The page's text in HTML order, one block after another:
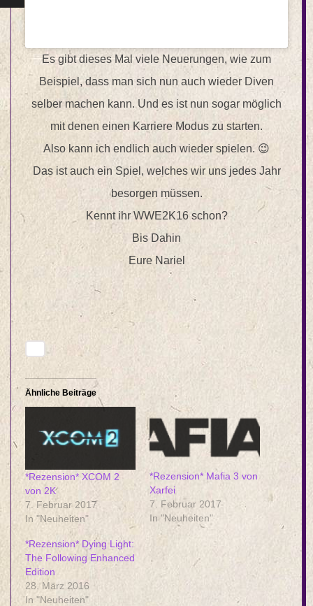
Es gibt dieses Mal viele Neuerungen, wie zum
Beispiel, dass man sich nun auch wieder Diven
selber machen kann. Und es ist nun sogar möglich
mit denen einen Karriere Modus zu starten.
Also kann ich endlich auch wieder spielen. 😉
Das ist auch ein Spiel, welches wir uns jedes Jahr
besorgen müssen.
Kennt ihr WWE2K16 schon?
Bis Dahin
Eure Nariel
Ähnliche Beiträge
*Rezension* XCOM 2
von 2K
7. Februar 2017
In "Neuheiten"
*Rezension* Mafia 3 von
Xarfei
7. Februar 2017
In "Neuheiten"
*Rezension* Dying Light:
The Following Enhanced
Edition
28. März 2016
In "Neuheiten"